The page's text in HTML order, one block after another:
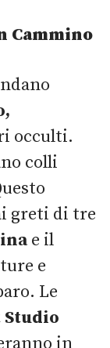
Cammino
occulti.
colli
greti di tre
e il
e
Le
Studio
in